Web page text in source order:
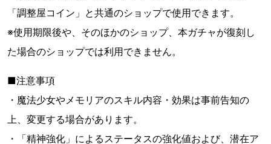
「調整屋コイン」と共通のショップで使用できます。
※使用期限後や、そのほかのショップ、本ガチャが復刻し
た場合のショップでは利用できません。
■注意事項
・魔法少女やメモリアのスキル内容・効果は事前告知の
上、変更する場合があります。
・「精神強化」によるステータスの強化値および、潜在ア